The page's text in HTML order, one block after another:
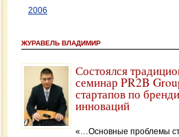
2006
ЖУРАВЕЛЬ ВЛАДИМИР
Состоялся
семинар PR2B
стартапов по
инноваций
«…Основные проблемы